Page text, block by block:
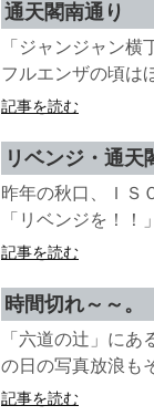
通天閣南通り
「ジャンジャン
フルエンザの頃は
記事を読む
リベンジ・通天
昨年の秋口、ＩＳ
「リベンジを！
記事を読む
時間切れ～～。
「六道の辻」に
の日の写真放浪も
記事を読む